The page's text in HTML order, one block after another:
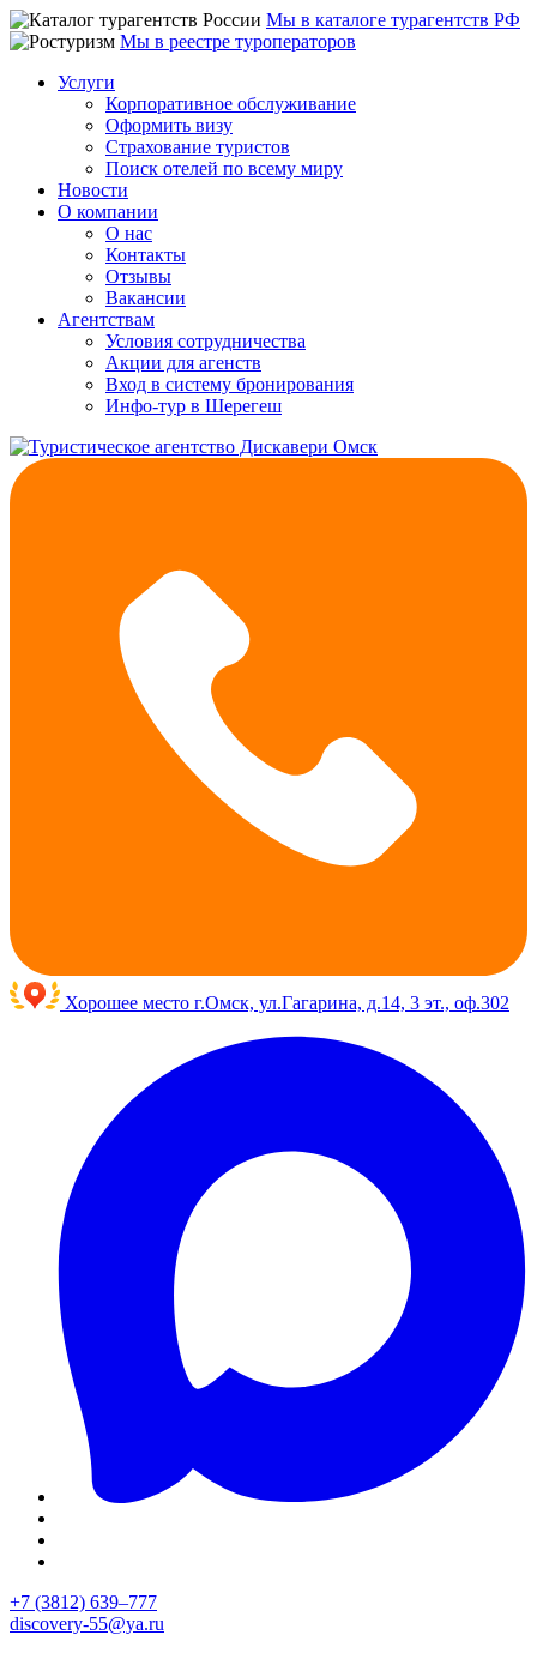
Мы в каталоге турагентств РФ
Мы в реестре туроператоров
Услуги
Корпоративное обслуживание
Оформить визу
Страхование туристов
Поиск отелей по всему миру
Новости
О компании
О нас
Контакты
Отзывы
Вакансии
Агентствам
Условия сотрудничества
Акции для агенств
Вход в систему бронирования
Инфо-тур в Шерегеш
Хорошее место г.Омск, ул.Гагарина, д.14, 3 эт., оф.302
+7 (3812) 639–777
discovery-55@ya.ru